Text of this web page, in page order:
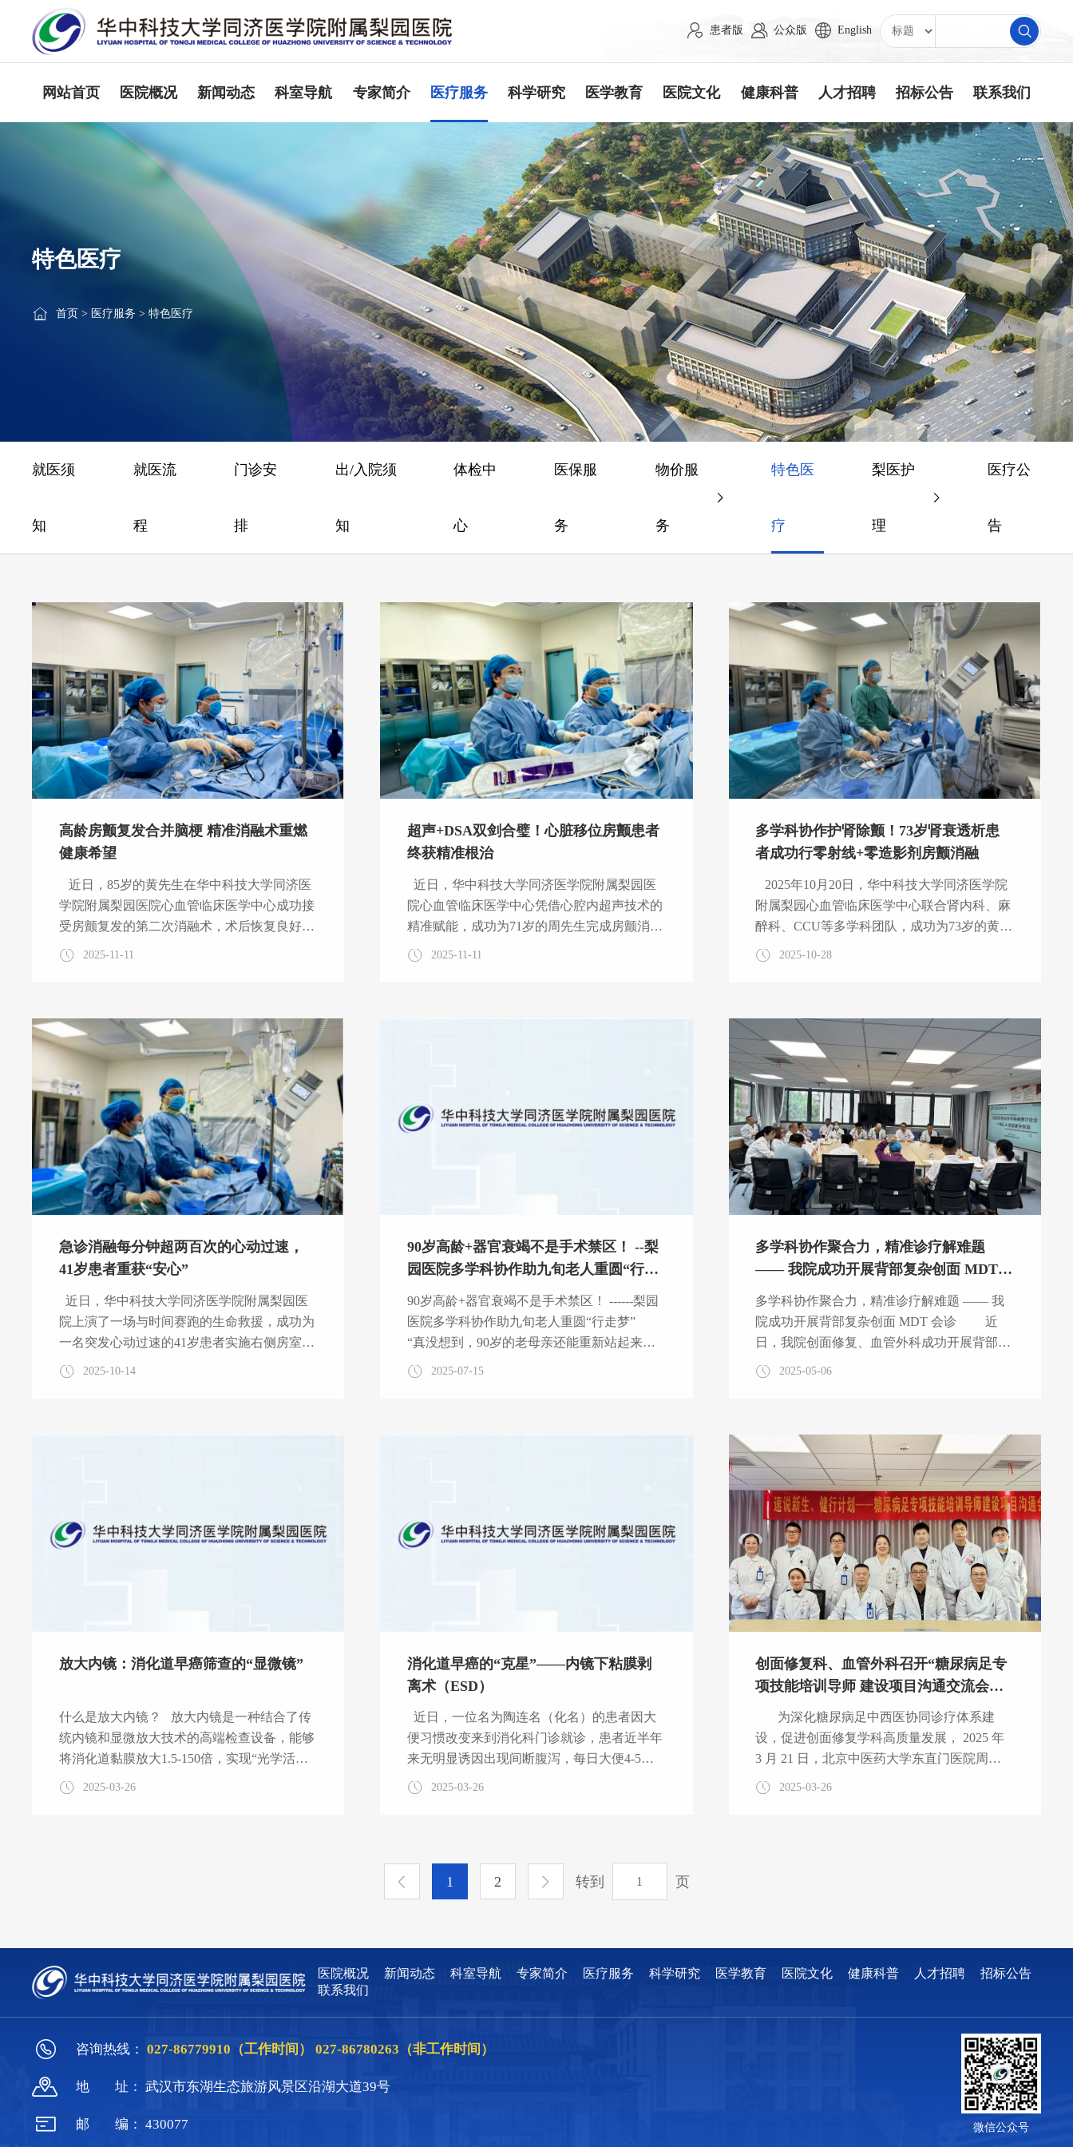
患者版 公众版 English
网站首页 医院概况 新闻动态 科室导航 专家简介 医疗服务 科学研究 医学教育 医院文化 健康科普 人才招聘 招标公告 联系我们
特色医疗
首页 > 医疗服务 >特色医疗
就医须
知
就医流
程
门诊安
排
出/入院须
知
体检中
心
医保服
务
物价服
务
特色医
疗
梨医护
理
医疗公
告
高龄房颤复发合并脑梗 精准消融术重燃
健康希望
近日，85岁的黄先生在华中科技大学同济医
学院附属梨园医院心血管临床医学中心成功接
受房颤复发的第二次消融术，术后恢复良好，
顺利出院。这例高难度手术的成功实施，为高
及生命。 黄先生的房颤病史可追溯至2010
年，当年他在武汉一所全国知名心血管医院接
受了房颤消融术，今年以来，房颤症状然复
发，他未及时就医干预，上个月突发大面积脑
梗死，经紧急救治后病情虽趋于稳定，但房颤
问题仍悬而未决。脑梗死的发生和偏瘫的现状
让黄先生及其家人意识到
2025-11-11
超声+DSA双剑合璧！心脏移位房颤患者
终获精准根治
近日，华中科技大学同济医学院附属梨园医
院心血管临床医学中心凭借心腔内超声技术的
精准赋能，成功为71岁的周先生完成房颤消融
术。这例曾因心脏解剖结构异常导致手术失败
结构改变引发心脏移位，导致心脏解剖位置异
常，给手术关键步骤——房间隔穿刺带来巨大
2025-11-11
多学科协作护肾除颤！73岁肾衰透析患
者成功行零射线+零造影剂房颤消融
2025年10月20日，华中科技大学同济医学院
附属梨园心血管临床医学中心联合肾内科、麻
醉科、CCU等多学科团队，成功为73岁的黄女
士实施零射线、无造影剂房颤消融术。在避免
全治疗新路径。 黄女士患肾功能衰竭5年，
需每周2次规律血液透析维持生命，还长期受
高血压困扰，动脉粥样硬化程度严重。一周前
她突然出现持续性心慌、胸闷、气短，家人紧
急将其送往梨园医院急诊。入院检查显示，患
者心率飙升至142次/分钟，血压低至
92/61mmHg，心电图初步提示“心肌缺血、心
房颤动”。
2025-10-28
急诊消融每分钟超两百次的心动过速，
41岁患者重获“安心”
近日，华中科技大学同济医学院附属梨园医
院上演了一场与时间赛跑的生命救援，成功为
一名突发心动过速的41岁患者实施右侧房室双
旁道折返性心动过速的急诊微创消融手术，以
间就是生命。当天是星期日，医院迅速启动急
诊救治绿色通道，医护技人员立即从家里赶赴
2025-10-14
90岁高龄+器官衰竭不是手术禁区！ --梨
园医院多学科协作助九旬老人重圆“行走
梦”
90岁高龄+器官衰竭不是手术禁区！ ------梨园
医院多学科协作助九旬老人重圆“行走梦”
“真没想到，90岁的老母亲还能重新站起来走
路！”当90岁的武奶奶（化名）在助行器辅助
2025-07-15
多学科协作聚合力，精准诊疗解难题
—— 我院成功开展背部复杂创面 MDT
会诊
多学科协作聚合力，精准诊疗解难题 —— 我
院成功开展背部复杂创面 MDT 会诊 近
日，我院创面修复、血管外科成功开展背部复
杂创面MDT会诊。汇聚神经内科、神经外
院，病史可追溯至出生后右侧肩背部的色素沉
着。后诊断为“血管瘤”，及“神经纤维瘤”，肿
瘤持续增大。入院时，患者背部肿物大小已达
40cm×50cm，伴有坏死创面和感染渗出，同时
存在贫血、低蛋白血症、感染指标升高，且颈
胸腰背部巨大肿块血供丰富，病情复杂程度罕
见。面
2025-05-06
放大内镜：消化道早癌筛查的“显微镜”
什么是放大内镜？ 放大内镜是一种结合了传
统内镜和显微放大技术的高端检查设备，能够
将消化道黏膜放大1.5-150倍，实现“光学活
检”的效果。它就像给内镜装上了“显微镜”，
肿瘤高危患者的筛查：2、常规内镜检查怀疑
早期癌，或活检病理提示癌前病变（如异性增
生、上皮
2025-03-26
消化道早癌的“克星”——内镜下粘膜剥
离术（ESD）
近日，一位名为陶连名（化名）的患者因大
便习惯改变来到消化科门诊就诊，患者近半年
来无明显诱因出现间断腹泻，每日大便4-5
次，无明显腹痛、便血、体重减轻不适，接诊
列不规则，遂取组织活检，病理活检后诊断为
低级别上皮内瘤变（早癌），在消化科熊莉娜
主任及其团队充分评估患者病情及不同的治疗
剥离术（ESD），在内镜医生、护理、麻醉多
团队的紧密配合下，主刀医生经过一个半小时
2025-03-26
创面修复科、血管外科召开“糖尿病足专
项技能培训导师 建设项目沟通交流会暨
多学科诊疗活动”
为深化糖尿病足中西医协同诊疗体系建
设，促进创面修复学科高质量发展， 2025 年
3 月 21 日，北京中医药大学东直门医院周围
血管科中心主任鞠上教授团 队莅临我院创面
讨，就拟定于 4 月下旬在京召开项目启动会达
成战略共 识。会前，鞠教授团队实地考察了
2025-03-26
1 2 转到 页
医院概况 新闻动态 科室导航 专家简介 医疗服务 科学研究 医学教育 医院文化 健康科普 人才招聘
招标公告
联系我们
咨询热线： 027-86779910（工作时间）027-86780263（非工作时间）
地 址： 武汉市东湖生态旅游风景区沿湖大道39号
邮 编： 430077 微信公众号